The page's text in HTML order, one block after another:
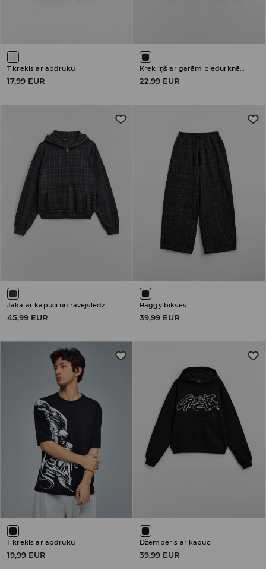
T krekls ar apdruku
17,99 EUR 22,99 EUR
Jaka ar kapuci un rāvējslēdzēja aizdari
45,99 EUR
Baggy bikses
39,99 EUR
T krekls ar apdruku
19,99 EUR
Džemperis ar kapuci
39,99 EUR